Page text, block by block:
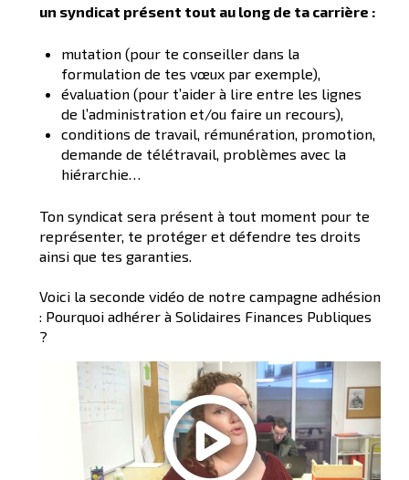
un syndicat présent tout au long de ta carrière :
mutation (pour te conseiller dans la
formulation de tes vœux par exemple),
évaluation (pour t’aider à lire entre les lignes
de l’administration et/ou faire un recours),
conditions de travail, rémunération, promotion,
demande de télétravail, problèmes avec la
hiérarchie…
Ton syndicat sera présent à tout moment pour te
représenter, te protéger et défendre tes droits
ainsi que tes garanties.
Voici la seconde vidéo de notre campagne adhésion
: Pourquoi adhérer à Solidaires Finances Publiques
?